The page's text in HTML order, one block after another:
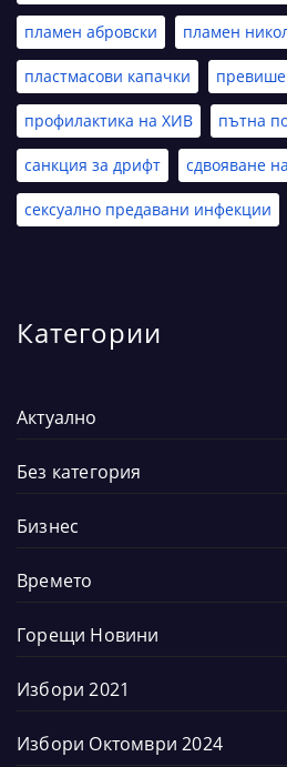
пламен абровски пламен
пластмасови капачки
профилактика на ХИВ пътна
санкция за дрифт сдвояване
сексуално предавани инфекции
Категории
Актуално
Без категория
Бизнес
Времето
Горещи Новини
Избори 2021
Избори Октомври 2024